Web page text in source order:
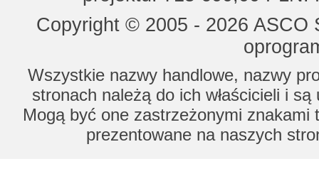
Copyright © 2005 - 2026
Wszystkie nazwy handlowe, nazwy
stronach należą do ich właścicieli i
Mogą być one zastrzeżonymi znakami
prezentowane na naszych